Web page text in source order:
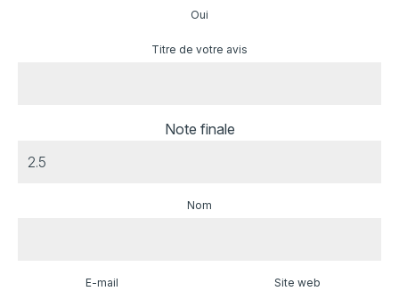
Oui
Titre de votre avis
Note finale
Nom
E-mail Site web